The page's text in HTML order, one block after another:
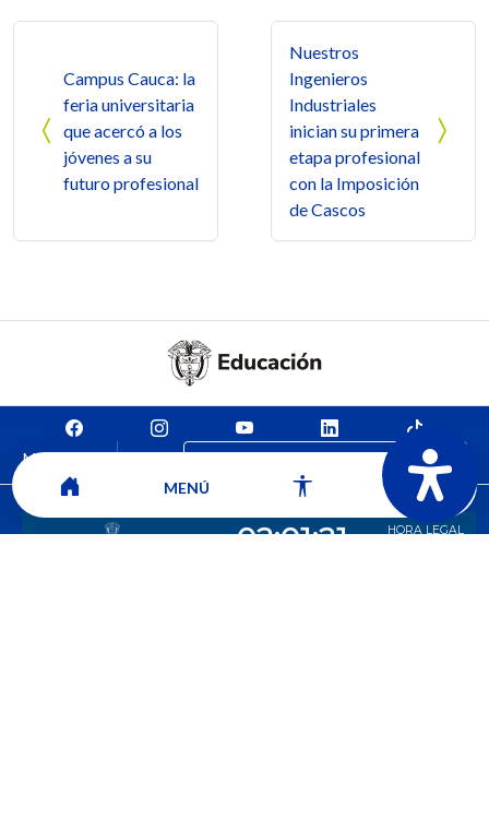
Campus Cauca: la
feria universitaria
que acercó a los
jóvenes a su
futuro profesional
Nuestros
Ingenieros
Industriales
inician su primera
etapa profesional
con la Imposición
de Cascos
Mapa del sitioContacto Ver ubicación y horarios de atención
MENÚ